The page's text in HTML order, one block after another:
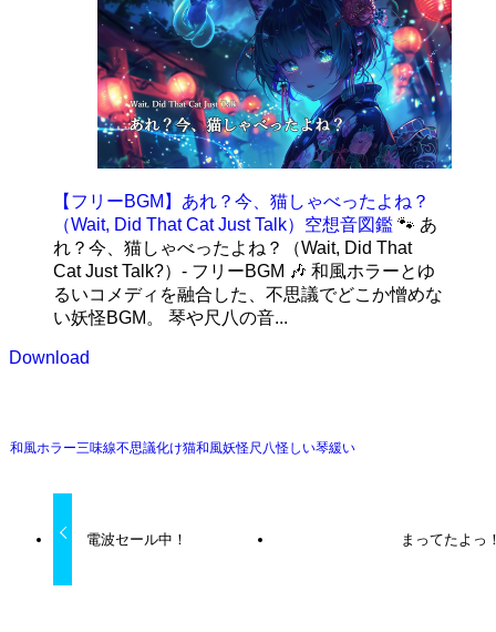
【フリーBGM】あれ？今、猫しゃべったよね？
（Wait, Did That Cat Just Talk）空想音図鑑 🐾 あ
れ？今、猫しゃべったよね？（Wait, Did That
Cat Just Talk?）- フリーBGM 🎶 和風ホラーとゆ
るいコメディを融合した、不思議でどこか憎めな
い妖怪BGM。 琴や尺八の音...
Download
和風ホラー三味線不思議化け猫和風妖怪尺八怪しい琴緩い
電波セール中！ まってたよっ